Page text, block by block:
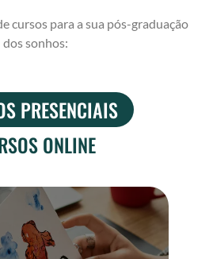
cursos para a sua pós-graduação
dos sonhos:
PRESENCIAIS
ONLINE